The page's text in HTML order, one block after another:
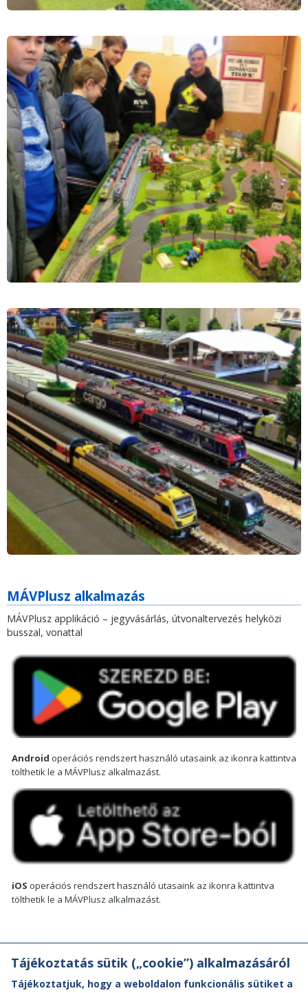
MÁVPlusz alkalmazás
MÁVPlusz applikáció – jegyvásárlás, útvonaltervezés helyközi
busszal, vonattal
Android operációs rendszert használó utasaink az ikonra kattintva
tölthetik le a MÁVPlusz alkalmazást.
iOS operációs rendszert használó utasaink az ikonra kattintva
tölthetik le a MÁVPlusz alkalmazást.
Tájékoztatás sütik („cookie”) alkalmazásáról
Tájékoztatjuk, hogy a weboldalon funkcionális sütiket a